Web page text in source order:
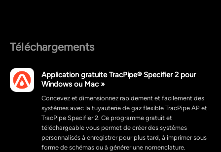
Téléchargements
Application gratuite TracPipe® Specifier 2 pour
Windows ou Mac »
Concevez et dimensionnez rapidement et facilement des
systèmes avec la tuyauterie de gaz flexible TracPipe AP et
TracPipe Specifier 2. Ce programme gratuit et
téléchargeable vous permet de créer des systèmes
personnalisés à enregistrer pour plus tard, à imprimer sous
forme de schémas ou à générer une nomenclature.